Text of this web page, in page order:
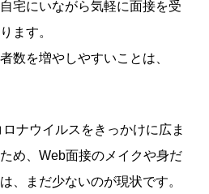
宅にいながら気軽に面接を受
ます。
数を増やしやすいことは、
ナウイルスをきっかけに広ま
め、Web面接のメイクや身だ
、まだ少ないのが現状です。